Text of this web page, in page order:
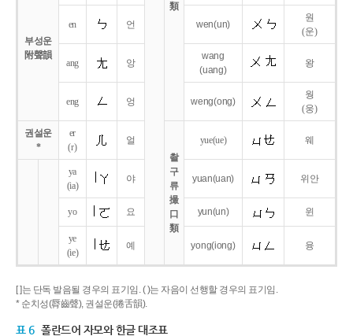
類
부성운
附聲韻
en 언 wen(un)
원
(운)
ang 앙
wang
(uang)
왕
eng 엉 weng(ong)
웡
(웅)
권설운
*
er
(r)
얼
촬
구
류
撮
口
類
yue(ue) 웨
ya
(ia)
야 yuan(uan) 위안
yo 요 yun(un) 윈
ye
(ie)
예 yong(iong) 융
[ ]는 단독 발음될 경우의 표기임. ( )는 자음이 선행할 경우의 표기임.
* 순치성(脣齒聲), 권설운(捲舌韻).
표 6 폴란드어 자모와 한글 대조표